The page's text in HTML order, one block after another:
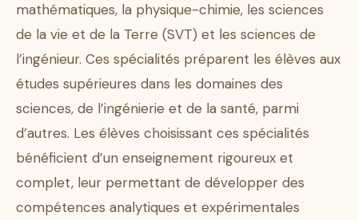
mathématiques, la physique-chimie, les sciences
de la vie et de la Terre (SVT) et les sciences de
l’ingénieur. Ces spécialités préparent les élèves aux
études supérieures dans les domaines des
sciences, de l’ingénierie et de la santé, parmi
d’autres. Les élèves choisissant ces spécialités
bénéficient d’un enseignement rigoureux et
complet, leur permettant de développer des
compétences analytiques et expérimentales